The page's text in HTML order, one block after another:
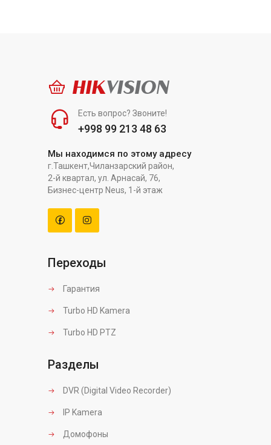
HIKVISION
Есть вопрос? Звоните!
+998 99 213 48 63
Мы находимся по этому адресу
г.Ташкент,Чиланзарский район,
2-й квартал, ул. Арнасай, 76,
Бизнес-центр Neus, 1-й этаж
Переходы
Гарантия
Turbo HD Kamera
Turbo HD PTZ
Разделы
DVR (Digital Video Recorder)
IP Kamera
Домофоны